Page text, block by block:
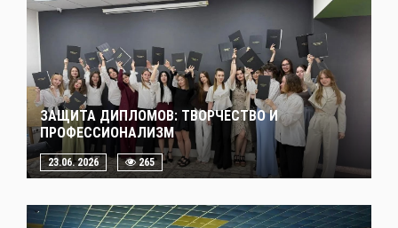
ЗАЩИТА ДИПЛОМОВ: ТВОРЧЕСТВО И
ПРОФЕССИОНАЛИЗМ
23.06. 2026 265